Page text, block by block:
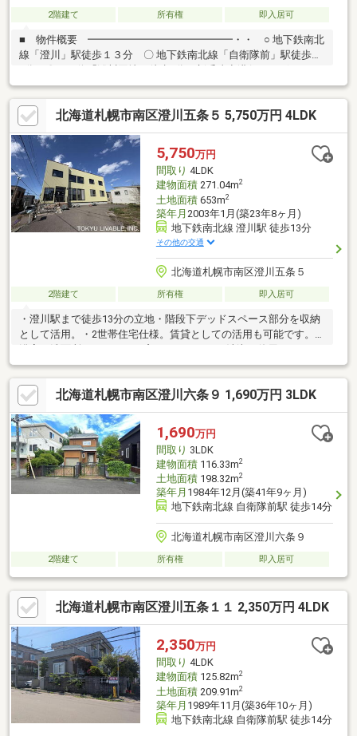
2階建て 所有権 即入居可
■ 物件概要 ━━━━━━━━━━━━━━・・ ○ 地下鉄南北
線「澄川」駅徒歩１３分 〇 地下鉄南北線「自衛隊前」駅徒歩１
す 〇 平成１５年建築 〇 眺望・日当たり良好（前面道路より高
い位置に建物がござ います） ○ 組込車庫２台分
（車種による） ○ お庭有り（ガーデニングや家庭菜園、ＢＢＱ
等利用可能）■ リフォーム履歴有り
━━━━━━━━━━━━━━・・ 〇 電気温水器交換（2023年
12月） 〇 床下点検口交換（2020年7月） 〇 外壁はサンスパン
（ガルバリウム外壁）に変更（2020年7月）
北海道札幌市南区澄川五条５ 5,750万円 4LDK
5,750万円
間取り 4LDK
建物面積271.04m2
土地面積653m2
築年月 2003年1月(築23年8ヶ月)
地下鉄南北線 澄川駅 徒歩13分
その他の交通
北海道札幌市南区澄川五条５
2階建て 所有権 即入居可
・澄川駅まで徒歩13分の立地・階段下デッドスペース部分を収納
として活用。・2世帯住宅仕様。賃貸としての活用も可能です。・
す。・主寝室にはウォークインクローゼットあり。・キッチンは
Ｌ型キッチンを採用・ビルトインガレージ 車2台分確保(車種に
よる制限あり)。・2階クローゼット用新品扉あり▼アクセス・コ
ープ西岡店 約290m・DAISO札幌西岡店 290m・セイコーマー
ト澄川6条店 370m・札幌澄川六条郵便局 580m・DCM西岡
店 700m・札幌市立澄川小学校 520m・札幌市立澄川中学校
340m
北海道札幌市南区澄川六条９ 1,690万円 3LDK
1,690万円
間取り 3LDK
建物面積116.33m2
土地面積198.32m2
築年月 1984年12月(築41年9ヶ月)
地下鉄南北線 自衛隊前駅 徒歩14分
北海道札幌市南区澄川六条９
2階建て 所有権 即入居可
北海道札幌市南区澄川五条１１ 2,350万円 4LDK
2,350万円
間取り 4LDK
建物面積125.82m2
土地面積209.91m2
築年月 1989年11月(築36年10ヶ月)
地下鉄南北線 自衛隊前駅 徒歩14分